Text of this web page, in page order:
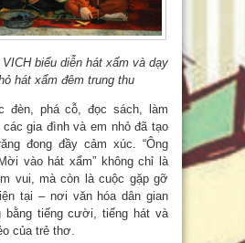
biểu diễn hát xẩm và dạy
hát xẩm đêm trung thu
đèn, phá cỗ, đọc sách, làm
gia đình và em nhỏ đã tạo
đong đầy cảm xúc. “Ông
vào hát xẩm” không chỉ là
vui, mà còn là cuộc gặp gỡ
tại – nơi văn hóa dân gian
bằng tiếng cười, tiếng hát và
của trẻ thơ.